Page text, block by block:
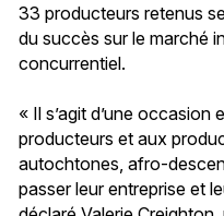
33 producteurs retenus
du succès sur le marché
concurrentiel.
« Il s’agit d’une
producteurs et aux
autochtones, afro-
passer leur entreprise et